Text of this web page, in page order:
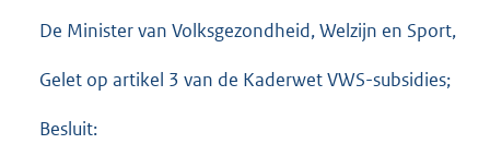
De Minister van Volksgezondheid, Welzijn en Sport,
Gelet op artikel 3 van de Kaderwet VWS-subsidies;
Besluit: